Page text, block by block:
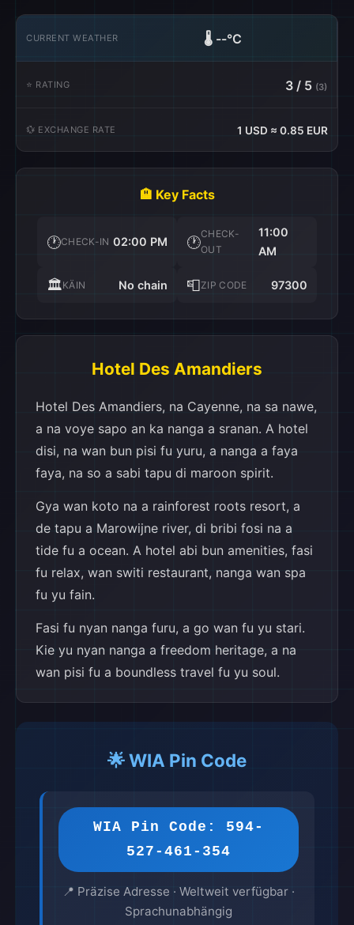
CURRENT WEATHER 🌡️ --°C
⭐ RATING 3 / 5 (3)
💱 EXCHANGE RATE 1 USD ≈ 0.85 EUR
🏨 Key Facts
🕐CHECK-IN 02:00 PM 🕐CHECK-
OUT
11:00
AM
🏛️KÄIN No chain 📮ZIP CODE 97300
Hotel Des Amandiers
Hotel Des Amandiers, na Cayenne, na sa nawe,
a na voye sapo an ka nanga a sranan. A hotel
disi, na wan bun pisi fu yuru, a nanga a faya
faya, na so a sabi tapu di maroon spirit.
Gya wan koto na a rainforest roots resort, a
de tapu a Marowijne river, di bribi fosi na a
tide fu a ocean. A hotel abi bun amenities, fasi
fu relax, wan switi restaurant, nanga wan spa
fu yu fain.
Fasi fu nyan nanga furu, a go wan fu yu stari.
Kie yu nyan nanga a freedom heritage, a na
wan pisi fu a boundless travel fu yu soul.
🌟 WIA Pin Code
WIA Pin Code: 594-
527-461-354
📍 Präzise Adresse · Weltweit verfügbar ·
Sprachunabhängig